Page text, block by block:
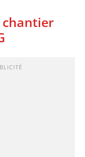
chantier